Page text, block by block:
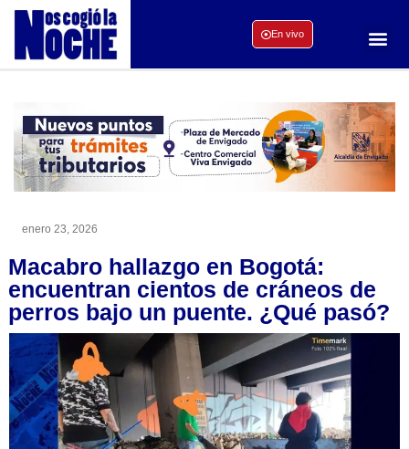
En vivo
enero 23, 2026
Macabro hallazgo en Bogotá:
encuentran cientos de cráneos de
perros bajo un puente. ¿Qué pasó?